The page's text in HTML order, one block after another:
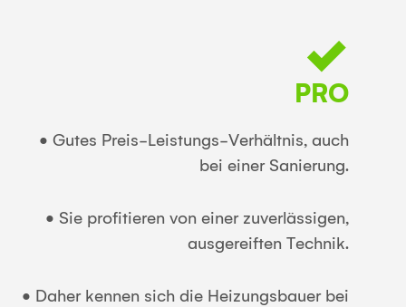
PRO
• Gutes Preis-Leistungs-Verhältnis, auch
bei einer Sanierung.
• Sie profitieren von einer zuverlässigen,
ausgereiften Technik.
• Daher kennen sich die Heizungsbauer bei